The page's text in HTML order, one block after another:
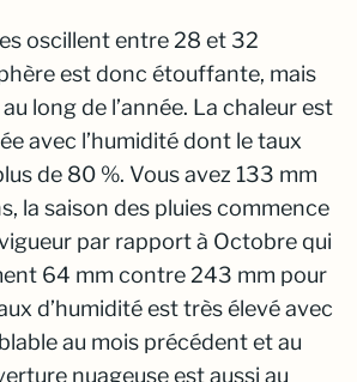
oscillent entre 28 et 32
est donc étouffante, mais
long de l’année. La chaleur est
avec l’humidité dont le taux
de 80 %. Vous avez 133 mm
la saison des pluies commence
par rapport à Octobre qui
64 mm contre 243 mm pour
d’humidité est très élevé avec
au mois précédent et au
nuageuse est aussi au